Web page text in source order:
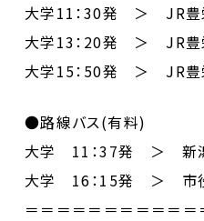
大学11：30発 ＞ JR豊
大学13：20発 ＞ JR豊
大学15：50発 ＞ JR豊
●路線バス(有料)
大学 11：37発 ＞ 新
大学 16：15発 ＞ 市
＝＝＝＝＝＝＝＝＝＝